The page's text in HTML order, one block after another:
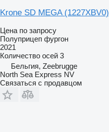
Krone SD MEGA (1227XBV0)
Цена по запросу
Полуприцеп фургон
2021
Количество осей 3
Бельгия, Zeebrugge
North Sea Express NV
Связаться с продавцом